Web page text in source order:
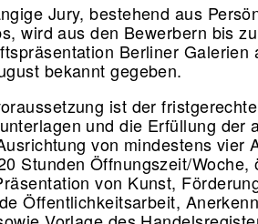
Jury, bestehend aus
wird aus den Bewerbern bis
Berliner Galerien
bekannt gegeben.
ist der
und die Erfüllung der
von mindestens vier
Stunden Öffnungszeit/
von Kunst,
Öffentlichkeitsarbeit,